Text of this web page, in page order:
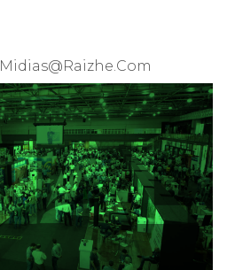
Midias@raizhe.com